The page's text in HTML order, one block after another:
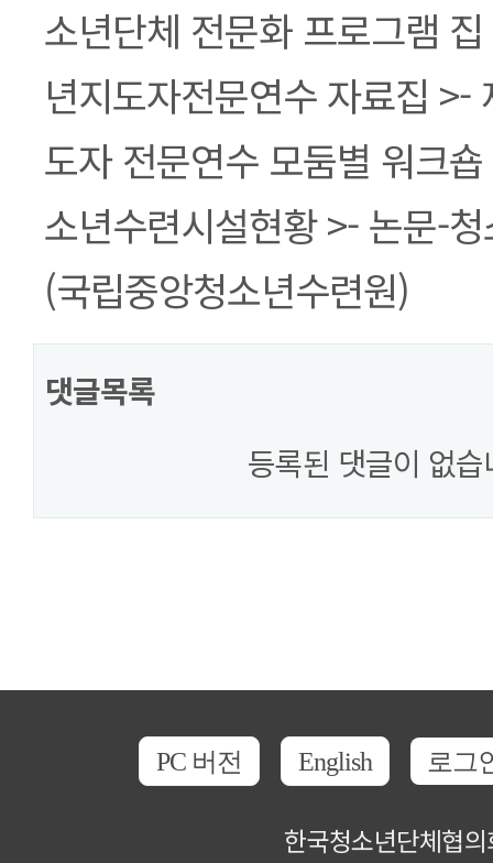
소년단체 전문화 프로그램
년지도자전문연수 자료집 >-
도자 전문연수 모둠별 워크
소년수련시설현황 >- 논문-
(국립중앙청소년수련원)
댓글목록
등록된 댓글이 없습
PC 버전 English 로그
한국청소년단체협